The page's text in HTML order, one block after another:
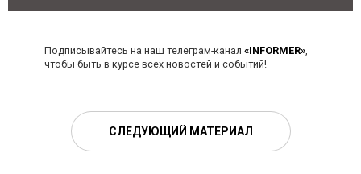
Подписывайтесь на наш телеграм-канал «INFORMER»,
чтобы быть в курсе всех новостей и событий!
СЛЕДУЮЩИЙ МАТЕРИАЛ